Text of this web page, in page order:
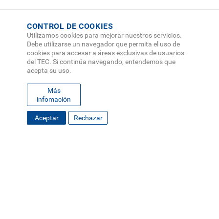
Desplace hacia abajo
FOOTERMAPA DEL SITIO DIRECTORIO
CONTROL DE COOKIES
Utilizamos cookies para mejorar nuestros servicios.
Debe utilizarse un navegador que permita el uso de
cookies para accesar a áreas exclusivas de usuarios
del TEC. Si continúa navegando, entendemos que
acepta su uso.
Más
infomación
Aceptar Rechazar